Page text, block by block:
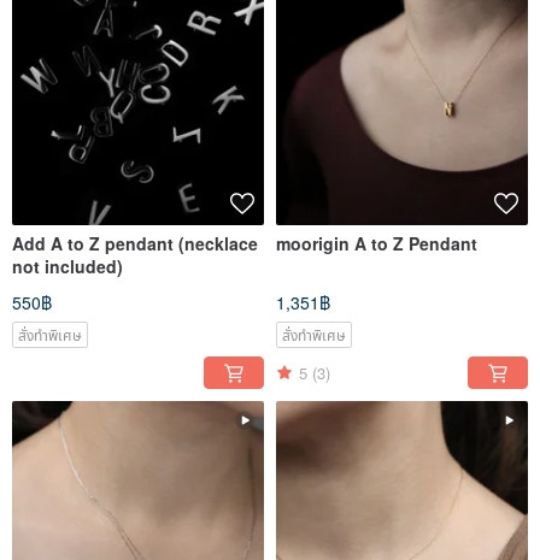
Add A to Z pendant (necklace
not included)
550฿
สั่งทำพิเศษ
moorigin A to Z Pendant
1,351฿
สั่งทำพิเศษ
5 (3)